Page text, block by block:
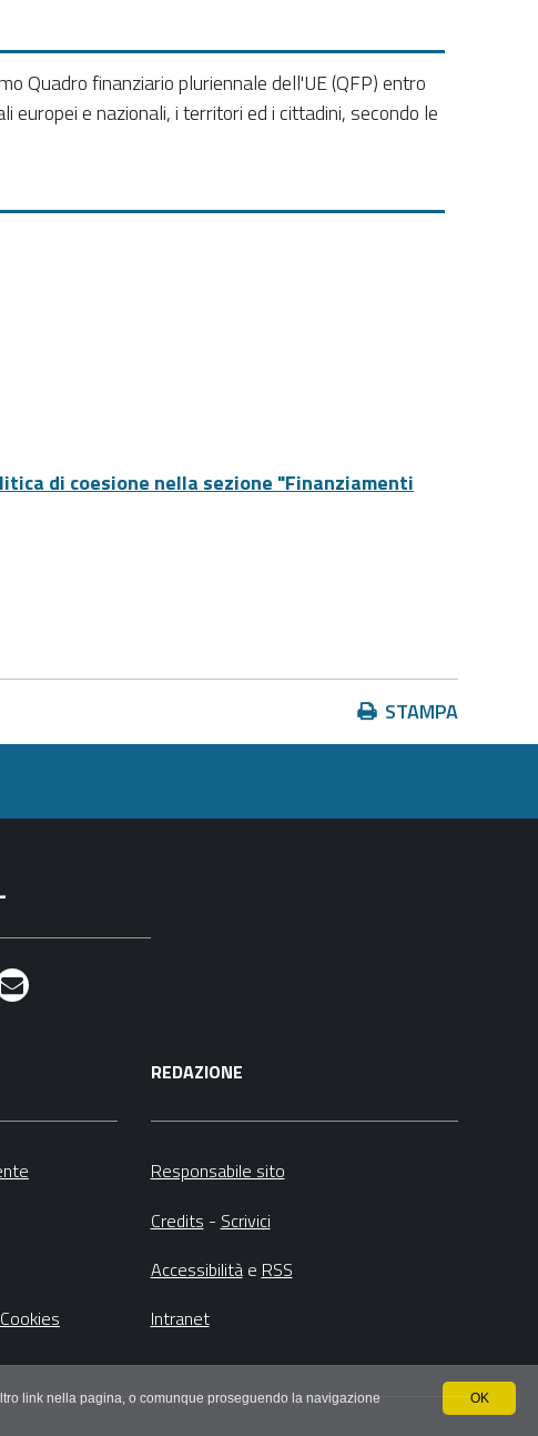
link nella pagina, o comunque proseguendo la navigazione
OK
Quadro finanziario pluriennale dell'UE (QFP) entro
e nazionali, i territori ed i cittadini, secondo le
di coesione nella sezione "Finanziamenti
Azioni
sul
STAMPA
M
l
Cookies
REDAZIONE
Responsabile sito
Credits - Scrivici
Accessibilitàe RSS
Intranet